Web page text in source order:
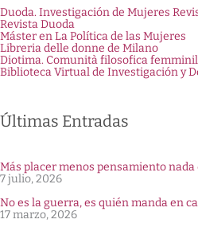
Duoda. Investigación de Mujeres
Revista Duoda
Máster en La Política de las Mujeres
Libreria delle donne de Milano
Diotima. Comunità filosofica
Biblioteca Virtual de Investigación y
Últimas Entradas
Más placer menos pensamiento nada
7 julio, 2026
No es la guerra, es quién manda en
17 marzo, 2026